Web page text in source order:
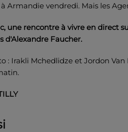
Armandie vendredi. Mais les
une rencontre à vivre en direct
d'Alexandre Faucher.
: Irakli Mchedlidze et Jordon